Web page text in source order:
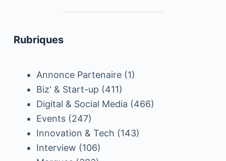
Rubriques
Annonce Partenaire(1)
Biz' & Start-up (411)
Digital & Social Media (466)
Events(247)
Innovation & Tech (143)
Interview (106)